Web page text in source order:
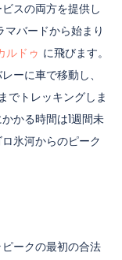
スの両方を提供し
バードから始まり
ルドゥ に飛びます。
ーに車で移動し、
でトレッキングしま
かる時間は1週間未
氷河からのピーク
ークの最初の合法